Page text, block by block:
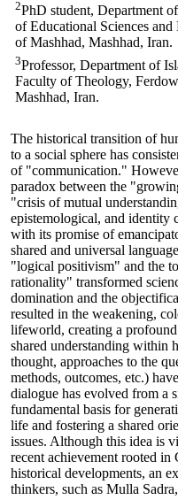
2PhD student, Department
of Educational Sciences
of Mashhad, Mashhad, Iran‏.‏
3Professor, Department of
Faculty of Theology,
Mashhad, Iran‏.‏
The historical transition of
to a social sphere has
of "communication."
paradox between the
"crisis of mutual
epistemological, and identity
with its promise of
shared and universal
"logical positivism" and the
rationality" transformed
domination and the
resulted in the weakening,
lifeworld, creating a
shared understanding within
thought, approaches to the
methods, outcomes, etc.)
dialogue has evolved from a
fundamental basis for
life and fostering a shared
issues. Although this idea is
recent achievement rooted
historical developments, an
thinkers, such as Mulla